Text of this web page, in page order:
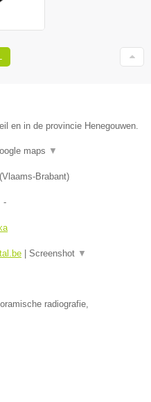
en in de provincie Henegouwen.
maps ▼
(Vlaams-Brabant)
-
Screenshot ▼
radiografie,